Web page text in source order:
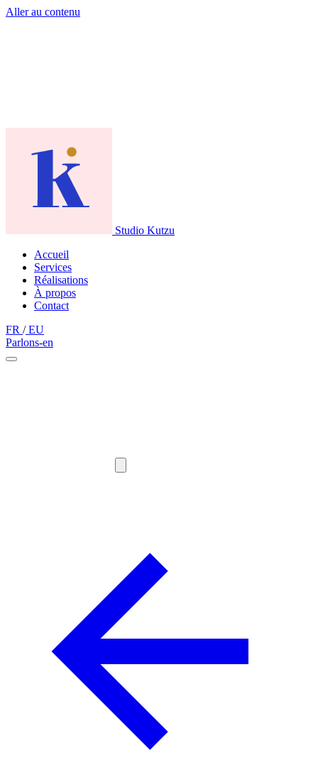
Aller au contenu
Studio Kutzu
Accueil
Services
Réalisations
À propos
Contact
FR /EU
Parlons-en